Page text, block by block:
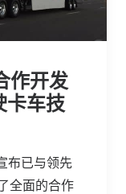
作开发
卡车技
布已与领先
全面的合作